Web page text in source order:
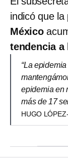
indicó que
México
tendencia a
“La
epidemia en
más de 17
HUGO